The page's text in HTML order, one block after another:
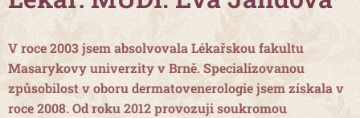
V roce 2003 jsem absolvovala Lékařskou fakultu
Masarykovy univerzity v Brně. Specializovanou
způsobilost v oboru dermatovenerologie jsem získala v
roce 2008. Od roku 2012 provozuji soukromou